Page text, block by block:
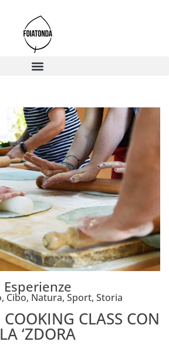
Esperienze
, Cibo, Natura, Sport, Storia
CLASS CON
LA ‘ZDORA